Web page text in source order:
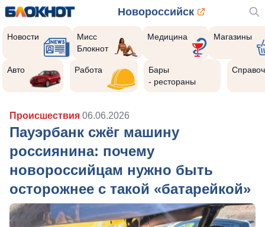
Новороссийск
Новости
Мисс
Блокнот
Медицина Магазины
Авто Работа
Бары
- рестораны
Происшествия 06.06.2026
Пауэрбанк сжёг машину
россиянина: почему
новороссийцам нужно быть
осторожнее с такой «батарейкой»